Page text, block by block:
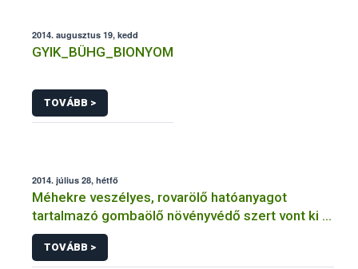
2014. augusztus 19, kedd
GYIK_BÜHG_BIONYOM
TOVÁBB >
2014. július 28, hétfő
Méhekre veszélyes, rovarölő hatóanyagot
tartalmazó gombaölő növényvédő szert vont ki a
forgalomból a NÉBIH
TOVÁBB >